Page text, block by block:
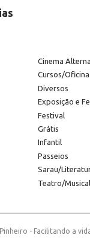
Cinema
Cursos/
Diversos
Exposição e
Festival
Grátis
Infantil
Passeios
Sarau/
Teatro/Musical
- Facilitando a